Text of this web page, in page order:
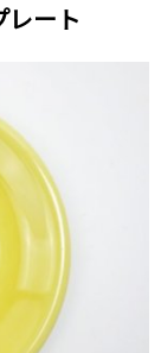
レート